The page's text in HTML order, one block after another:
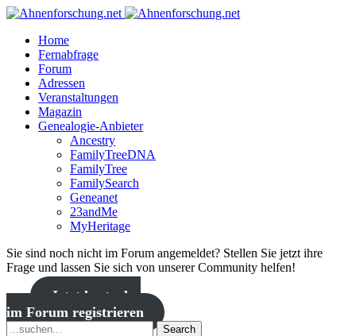
Home
Fernabfrage
Forum
Adressen
Veranstaltungen
Magazin
Genealogie-Anbieter
Ancestry
FamilyTreeDNA
FamilyTree
FamilySearch
Geneanet
23andMe
MyHeritage
Sie sind noch nicht im Forum angemeldet? Stellen Sie jetzt ihre
Frage und lassen Sie sich von unserer Community helfen!
Jetzt kostenlos
im Forum registrieren
Search